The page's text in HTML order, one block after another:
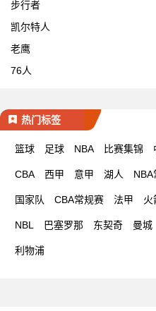
步行者
凯尔特人
老鹰
76人
热门标签
篮球 足球 NBA 比赛集锦
CBA 西甲 意甲 湖人 NBA
国家队 CBA常规赛 法甲 火
NBL 巴塞罗那 东契奇 曼城
利物浦